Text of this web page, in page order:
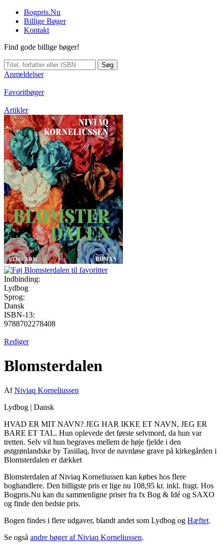
Bogpris.Nu
Billige Bøger
Kontakt
Find gode billige bøger!
Søg
Anmeldelser
Favoritbøger
Artikler
Indbinding:
Lydbog
Sprog:
Dansk
ISBN-13:
9788702278408
Rediger
Blomsterdalen
AfNiviaq Korneliussen
Lydbog | Dansk
HVAD ER MIT NAVN? JEG HAR IKKE ET NAVN, JEG ER
BARE ET TAL. Hun oplevede det første selvmord, da hun var
tretten. Selv vil hun begraves mellem de høje fjelde i den
østgrønlandske by Tasiilaq, hvor de navnløse grave på kirkegården i
Blomsterdalen er dækket
Blomsterdalen af Niviaq Korneliussen kan købes hos flere
boghandlere. Den billigste pris er lige nu 108,95 kr. inkl. fragt. Hos
Bogpris.Nu kan du sammenligne priser fra fx Bog & Idé og SAXO
og finde den bedste pris.
Bogen findes i flere udgaver, blandt andet som Lydbog og Hæftet.
Se også andre bøger af Niviaq Korneliussen.